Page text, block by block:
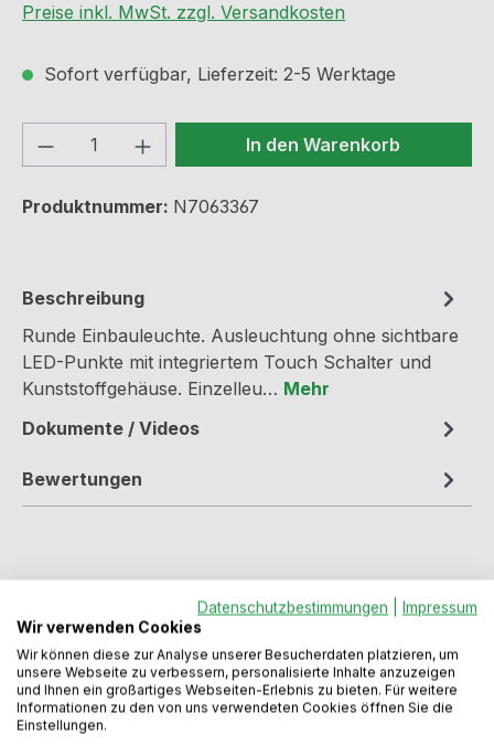
Preise inkl. MwSt. zzgl. Versandkosten
Sofort verfügbar, Lieferzeit: 2-5 Werktage
Produkt Anzahl: Gib denIn den Warenkorb
Produktnummer: N7063367
Beschreibung
Runde Einbauleuchte. Ausleuchtung ohne sichtbare
LED-Punkte mit integriertem Touch Schalter und
Kunststoffgehäuse. Einzelleu… Mehr
Dokumente / Videos
Bewertungen
Produktgalerie überspringen
Zubehör
Datenschutzbestimmungen
Impressum
Wir verwenden Cookies
Wir können diese zur Analyse unserer Besucherdaten platzieren, um
unsere Webseite zu verbessern, personalisierte Inhalte anzuzeigen
und Ihnen ein großartiges Webseiten-Erlebnis zu bieten. Für weitere
Informationen zu den von uns verwendeten Cookies öffnen Sie die
Einstellungen.